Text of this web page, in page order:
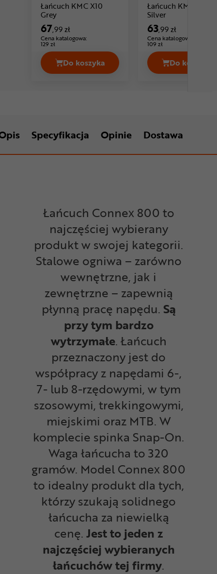
Łańcuch KMC X10
GreyCena: 67 ,99 zł
67,99 zł
Cena katalogowa:
129 zł
Do koszyka
Łańcuch KMC X10 Grey Cena 67,99 zł
Łańcuch KMC X8
SilverCena: 63 ,99 zł
63,99 zł
Cena katalogowa:
109 zł
Do koszyka
Specyfikacja Opinie Dostawa
Łańcuch Connex 800 to
najczęściej wybierany
produkt w swojej kategorii.
Stalowe ogniwa – zarówno
wewnętrzne, jak i
zewnętrzne – zapewnią
płynną pracę napędu. Są
przy tym bardzo
wytrzymałe. Łańcuch
przeznaczony jest do
współpracy z napędami 6-,
7- lub 8-rzędowymi, w tym
szosowymi, trekkingowymi,
miejskimi oraz MTB. W
komplecie spinka Snap-On.
Waga łańcucha to 320
gramów. Model Connex 800
to idealny produkt dla tych,
którzy szukają solidnego
łańcucha za niewielką
cenę. Jest to jeden z
najczęściej wybieranych
łańcuchów tej firmy.